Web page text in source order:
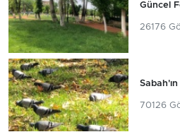
Güncel
26176
70126